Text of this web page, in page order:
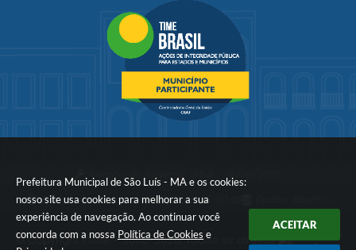
Prefeitura Municipal de São Luís - MA e os cookies:
nosso site usa cookies para melhorar a sua
experiência de navegação. Ao continuar você
concorda com a nossa Política de Cookies e
ACEITAR
Portal do Segurado
Manual de Gestão Patrimonial
Ver mais serviços para o Servidor
Portal atualizado em:06/08/2026 00:48
© Copyright Instar - 2006-2026. Todos os direitos